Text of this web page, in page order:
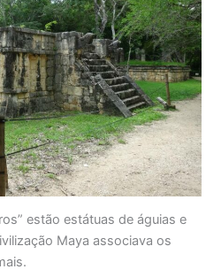
estão estátuas de águias e
Maya associava os